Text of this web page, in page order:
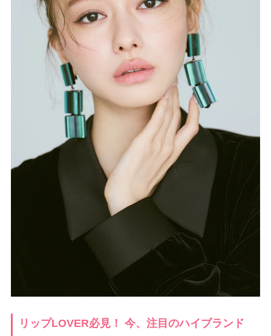
リップLOVER必見！ 今、注目のハイブランド